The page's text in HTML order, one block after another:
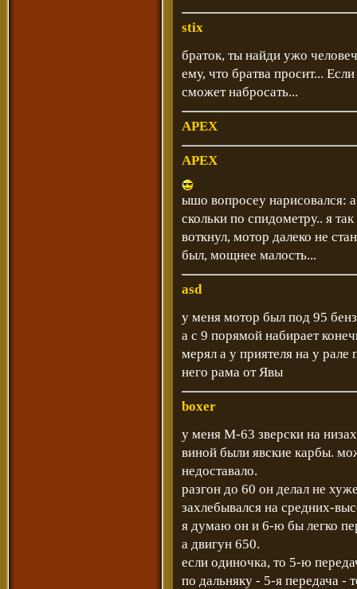
stix
браток, ты найди ужо
ему, что братва просит...
сможет набросать...
APEX
APEX
ышо вопросеу нарисовался:
скольки по спидометру.. я
воткнул, мотор далеко не
был, мощнее малость...
asd
у меня мотор был под 95
а с 9 порямой набирает
мерял а у приятеля на у рале
него рама от Явы
boxer
у меня М-63 зверски на
виной были явские карбы.
недоставало.
разгон до 60 он делал не
захлебывался на средних-
я думаю он и 6-ю бы легко
а двигун 650.
если одиночка, то 5-ю
по дальняку - 5-я передача -